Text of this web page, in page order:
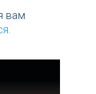
вам